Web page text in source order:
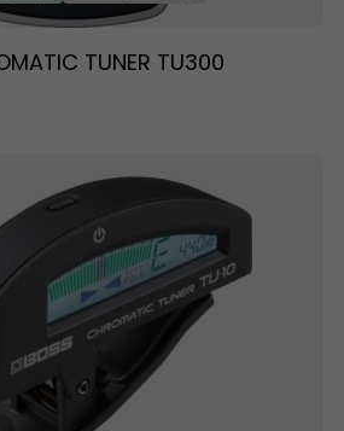
TUNER TU300